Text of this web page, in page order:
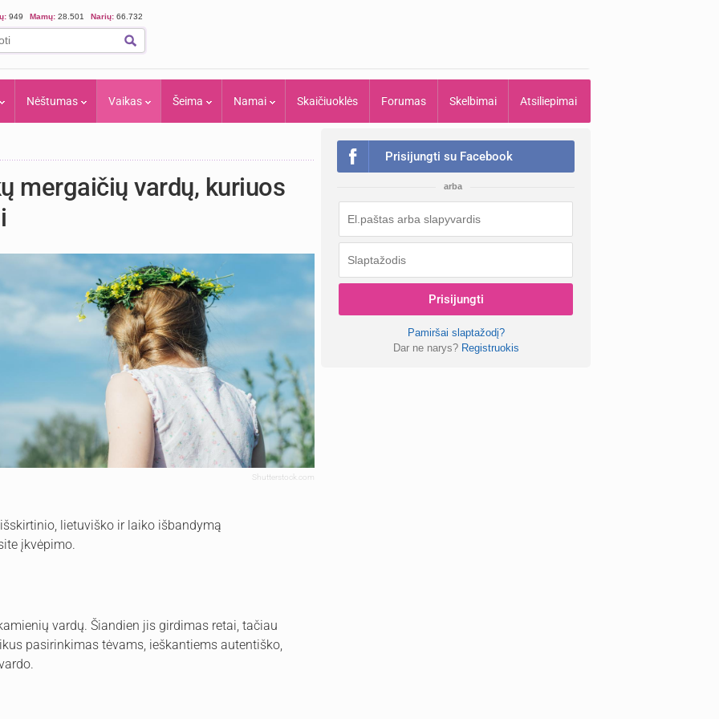
949 Mamų: 28.501 Narių: 66.732
Nėštumas Vaikas Šeima Namai Skaičiuoklės Forumas Skelbimai Atsiliepimai
mergaičių vardų, kuriuos
Shutterstock.com
lietuviško ir laiko išbandymą
įkvėpimo.
vardų. Šiandien jis girdimas retai, tačiau
pasirinkimas tėvams, ieškantiems autentiško,
Prisijungti su Facebook
arba
Prisijungti
Pamiršai slaptažodį?
Dar ne narys? Registruokis